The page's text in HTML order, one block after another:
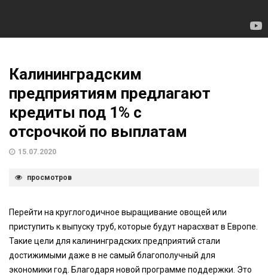
Калининградским
предприятиям предлагают
кредиты под 1% с
отсрочкой по выплатам
15.07.2020
просмотров
Перейти на круглогодичное выращивание овощей или
приступить к выпуску труб, которые будут нарасхват в Европе.
Такие цели для калининградских предприятий стали
достижимыми даже в не самый благополучный для
экономики год. Благодаря новой программе поддержки. Это